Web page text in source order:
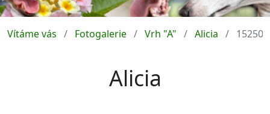
Vítáme vás Fotogalerie Vrh "A" Alicia
Alicia